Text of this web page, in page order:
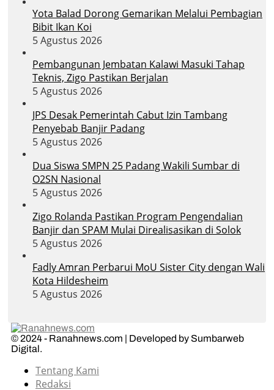
Yota Balad Dorong Gemarikan Melalui Pembagian
Bibit Ikan Koi
5 Agustus 2026
Pembangunan Jembatan Kalawi Masuki Tahap
Teknis, Zigo Pastikan Berjalan
5 Agustus 2026
JPS Desak Pemerintah Cabut Izin Tambang
Penyebab Banjir Padang
5 Agustus 2026
Dua Siswa SMPN 25 Padang Wakili Sumbar di
O2SN Nasional
5 Agustus 2026
Zigo Rolanda Pastikan Program Pengendalian
Banjir dan SPAM Mulai Direalisasikan di Solok
5 Agustus 2026
Fadly Amran Perbarui MoU Sister City dengan Wali
Kota Hildesheim
5 Agustus 2026
© 2024 - Ranahnews.com | Developed by Sumbarweb
Digital.
Tentang Kami
Redaksi